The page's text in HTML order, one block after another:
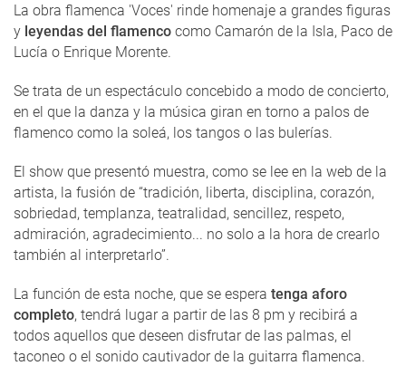
La obra flamenca 'Voces' rinde homenaje a grandes figuras
y leyendas del flamenco como Camarón de la Isla, Paco de
Lucía o Enrique Morente.
Se trata de un espectáculo concebido a modo de concierto,
en el que la danza y la música giran en torno a palos de
flamenco como la soleá, los tangos o las bulerías.
El show que presentó muestra, como se lee en la web de la
artista, la fusión de “tradición, liberta, disciplina, corazón,
sobriedad, templanza, teatralidad, sencillez, respeto,
admiración, agradecimiento... no solo a la hora de crearlo
también al interpretarlo”.
La función de esta noche, que se espera tenga aforo
completo, tendrá lugar a partir de las 8 pm y recibirá a
todos aquellos que deseen disfrutar de las palmas, el
taconeo o el sonido cautivador de la guitarra flamenca.